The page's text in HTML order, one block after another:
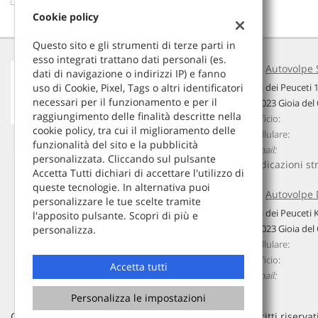
Autovolpe
via dei Peuceti
70023 Gioia
Ufficio:
Cellulare:
Email:
Indicazioni
Autovolpe
via dei Peuceti
70023 Gioia
Cellulare:
Ufficio:
Email:
Cookie policy
Questo sito e gli strumenti di terze parti in
esso integrati trattano dati personali (es.
dati di navigazione o indirizzi IP) e fanno
uso di Cookie, Pixel, Tags o altri identificatori
necessari per il funzionamento e per il
raggiungimento delle finalità descritte nella
cookie policy, tra cui il miglioramento delle
funzionalità del sito e la pubblicità
personalizzata. Cliccando sul pulsante
Accetta Tutti dichiari di accettare l'utilizzo di
queste tecnologie. In alternativa puoi
personalizzare le tue scelte tramite
l'apposito pulsante. Scopri di più e
personalizza.
Accetta tutti
Personalizza le impostazioni
Leggi
la